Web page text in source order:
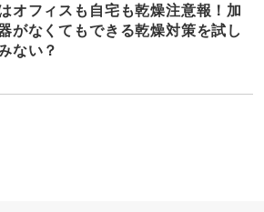
オフィスも自宅も乾燥注意報！加
がなくてもできる乾燥対策を試し
ない？